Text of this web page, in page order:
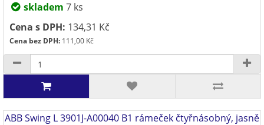
skladem 7 ks
Cena s DPH: 134,31 Kč
Cena bez DPH: 111,00 Kč
ABB Swing L 3901J-A00040 B1 rámeček čtyřnásobný, jasně